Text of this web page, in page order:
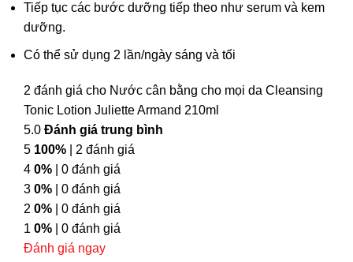
Tiếp tục các bước dưỡng tiếp theo như serum và kem
dưỡng.
Có thể sử dụng 2 lần/ngày sáng và tối
2 đánh giá cho Nước cân bằng cho mọi da Cleansing
Tonic Lotion Juliette Armand 210ml
5.0 Đánh giá trung bình
5 100% | 2 đánh giá
4 0% | 0 đánh giá
3 0% | 0 đánh giá
2 0% | 0 đánh giá
1 0% | 0 đánh giá
Đánh giá ngay